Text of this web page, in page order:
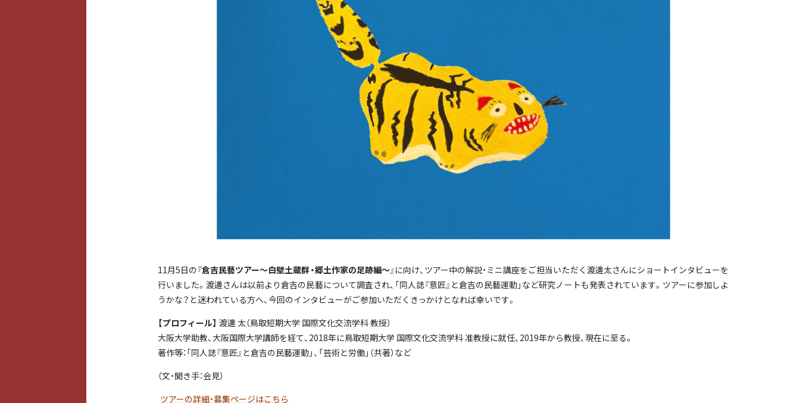
11月5日の『倉吉民藝ツアー〜白壁土蔵群・郷土作家の足跡編〜』に向け、ツアー中の解説・ミニ講座をご担当いただく渡邊太さんにショートインタビューを
行いました。渡邊さんは以前より倉吉の民藝について調査され、「同人誌『意匠』と倉吉の民藝運動」など研究ノートも発表されています。ツアーに参加しよ
うかな？と迷われている方へ、今回のインタビューがご参加いただくきっかけとなれば幸いです。
【プロフィール】 渡邊 太（鳥取短期大学 国際文化交流学科 教授）
大阪大学助教、大阪国際大学講師を経て、2018年に鳥取短期大学 国際文化交流学科 准教授に就任、2019年から教授、現在に至る。
著作等：「同人誌『意匠』と倉吉の民藝運動」、「芸術と労働」（共著）など
（文・聞き手：会見）
ツアーの詳細・募集ページはこちら